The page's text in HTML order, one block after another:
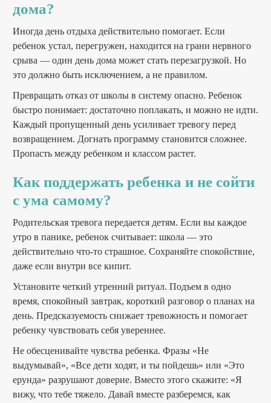
дома?
Иногда день отдыха действительно помогает. Если
ребенок устал, перегружен, находится на грани нервного
срыва — один день дома может стать перезагрузкой. Но
это должно быть исключением, а не правилом.
Превращать отказ от школы в систему опасно. Ребенок
быстро понимает: достаточно поплакать, и можно не идти.
Каждый пропущенный день усиливает тревогу перед
возвращением. Догнать программу становится сложнее.
Пропасть между ребенком и классом растет.
Как поддержать ребенка и не сойти
с ума самому?
Родительская тревога передается детям. Если вы каждое
утро в панике, ребенок считывает: школа — это
действительно что-то страшное. Сохраняйте спокойствие,
даже если внутри все кипит.
Установите четкий утренний ритуал. Подъем в одно
время, спокойный завтрак, короткий разговор о планах на
день. Предсказуемость снижает тревожность и помогает
ребенку чувствовать себя увереннее.
Не обесценивайте чувства ребенка. Фразы «Не
выдумывай», «Все дети ходят, и ты пойдешь» или «Это
ерунда» разрушают доверие. Вместо этого скажите: «Я
вижу, что тебе тяжело. Давай вместе разберемся, как